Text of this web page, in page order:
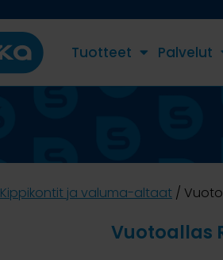
Tuotteet Palvelut
Kippikontit ja valuma-altaat /
Vuotoallas